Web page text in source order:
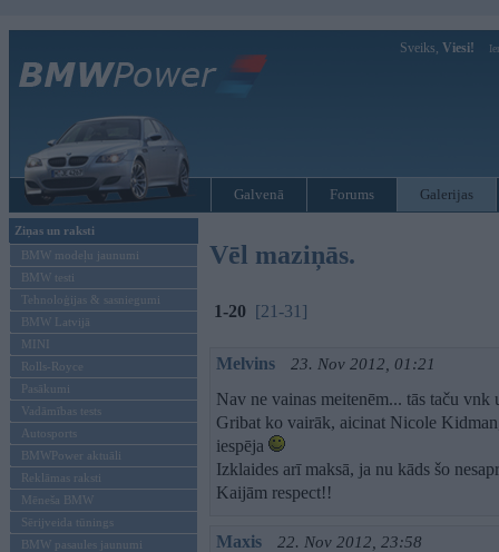
Sveiks, Viesi!
Galvenā Forums Galerijas
Ziņas un raksti
BMW modeļu jaunumi
BMW testi
Tehnoloģijas & sasniegumi
BMW Latvijā
MINI
Rolls-Royce
Pasākumi
Vadāmības tests
Autosports
BMWPower aktuāli
Reklāmas raksti
Mēneša BMW
Sērijveida tūnings
BMW pasaules jaunumi
Vēl maziņās.
1-20 [21-31]
Melvins 23. Nov 2012, 01:21
Nav ne vainas meitenēm... tās taču vnk
Gribat ko vairāk, aicinat Nicole
iespēja
Izklaides arī maksā, ja nu kāds šo
Kaijām respect!!
Maxis 22. Nov 2012, 23:58